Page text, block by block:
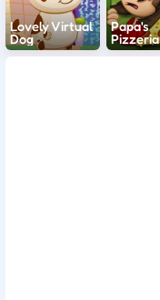
Lovely Virtual
Dog
Papa's
Pizzeria